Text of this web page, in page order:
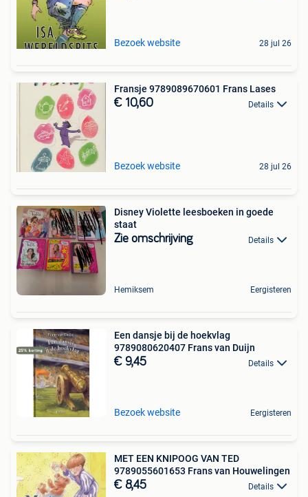
Bezoek website 28 jul 26
Fransje 9789089670601 Frans Lases
€ 10,60 Details
Bezoek website 28 jul 26
Disney Violette leesboeken in goede
staat
Zie omschrijving Details
Hemiksem Eergisteren
Een dansje bij de hoekvlag
9789080620407 Frans van Duijn
€ 9,45 Details
Bezoek website Eergisteren
MET EEN KNIPOOG VAN TED
9789055601653 Frans van Houwelingen
€ 8,45 Details